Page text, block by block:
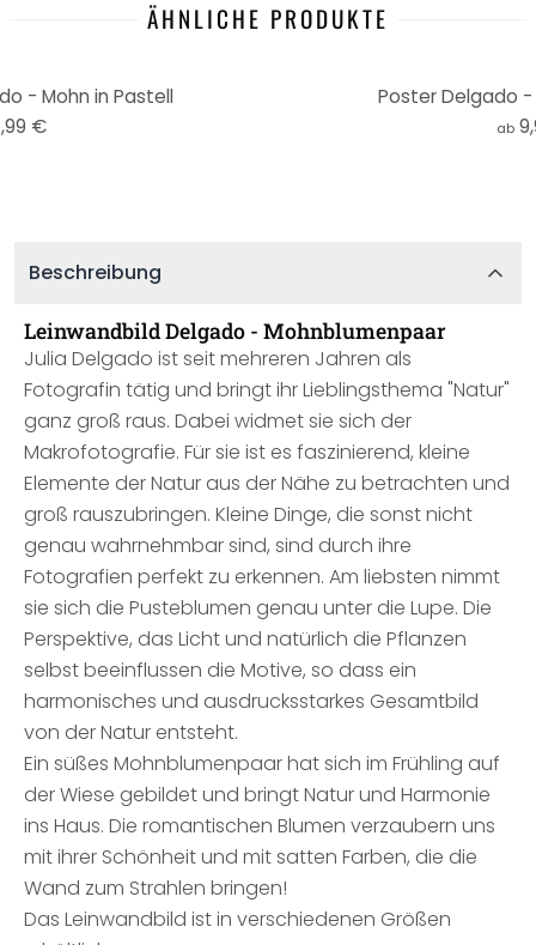
ÄHNLICHE PRODUKTE
- Mohn in Pastell
€
Poster Delgado
ab
Beschreibung
Leinwandbild Delgado - Mohnblumenpaar
Julia Delgado ist seit mehreren Jahren als
Fotografin tätig und bringt ihr Lieblingsthema "Natur"
ganz groß raus. Dabei widmet sie sich der
Makrofotografie. Für sie ist es faszinierend, kleine
Elemente der Natur aus der Nähe zu betrachten und
groß rauszubringen. Kleine Dinge, die sonst nicht
genau wahrnehmbar sind, sind durch ihre
Fotografien perfekt zu erkennen. Am liebsten nimmt
sie sich die Pusteblumen genau unter die Lupe. Die
Perspektive, das Licht und natürlich die Pflanzen
selbst beeinflussen die Motive, so dass ein
harmonisches und ausdrucksstarkes Gesamtbild
von der Natur entsteht.
Ein süßes Mohnblumenpaar hat sich im Frühling auf
der Wiese gebildet und bringt Natur und Harmonie
ins Haus. Die romantischen Blumen verzaubern uns
mit ihrer Schönheit und mit satten Farben, die die
Wand zum Strahlen bringen!
Das Leinwandbild ist in verschiedenen Größen